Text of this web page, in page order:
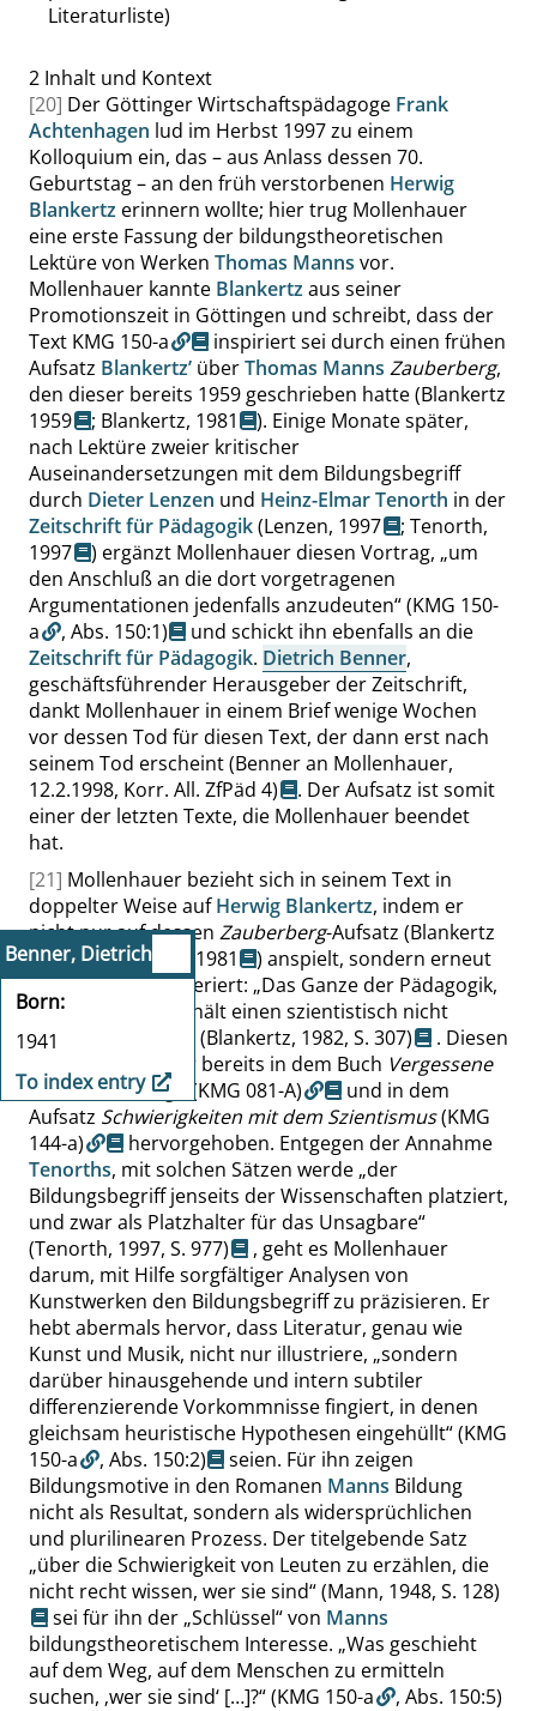
Benner, Dietrich
Born
1941
To index entry
Literaturliste)
2 Inhalt und Kontext
[20] Der Göttinger Wirtschaftspädagoge Frank
Achtenhagen lud im Herbst 1997 zu einem
Kolloquium ein, das – aus Anlass dessen 70.
Geburtstag – an den früh verstorbenen Herwig
Blankertz erinnern wollte; hier trug Mollenhauer
eine erste Fassung der bildungstheoretischen
Lektüre von Werken Thomas Manns vor.
Mollenhauer kannte Blankertz aus seiner
Promotionszeit in Göttingen und schreibt, dass der
Text KMG 150-a
inspiriert sei durch einen frühen
Aufsatz Blankertz’ überThomas Manns Zauberberg,
den dieser bereits 1959 geschrieben hatte (Blankertz
1959
; Blankertz, 1981
). Einige Monate später,
nach Lektüre zweier kritischer
Auseinandersetzungen mit dem Bildungsbegriff
durch Dieter Lenzen und Heinz-Elmar Tenorth in der
Zeitschrift für Pädagogik(Lenzen, 1997 ; Tenorth,
1997
) ergänzt Mollenhauer diesen Vortrag, „um
den Anschluß an die dort vorgetragenen
Argumentationen jedenfalls anzudeuten“(KMG 150-
a
, Abs. 150:1)
und schickt ihn ebenfalls an die
Zeitschrift für Pädagogik. Dietrich Benner,
geschäftsführender Herausgeber der Zeitschrift,
dankt Mollenhauer in einem Brief wenige Wochen
vor dessen Tod für diesen Text, der dann erst nach
seinem Tod erscheint(Benner an Mollenhauer,
12.2.1998, Korr. All. ZfPäd 4)
. Der Aufsatz ist somit
einer der letzten Texte, die Mollenhauer beendet
hat.
[21] Mollenhauer bezieht sich in seinem Text in
doppelter Weise aufHerwig Blankertz, indem er
nicht nur auf dessen Zauberberg-Aufsatz (Blankertz
1959
;Blankertz, 1981
) anspielt, sondern erneut
Blankertz’Satz referiert: „Das Ganze der Pädagogik,
die Erziehung, enthält einen szientistisch nicht
einholbaren Sinn.
(Blankertz, 1982, S. 307)
. Diesen
hatte Mollenhauer bereits in dem Buch Vergessene
Zusammenhänge
(KMG 081-A)
und in dem
Aufsatz Schwierigkeiten mit dem Szientismus(KMG
144-a)
hervorgehoben. Entgegen der Annahme
Tenorths, mit solchen Sätzen werde „der
Bildungsbegriff jenseits der Wissenschaften platziert,
und zwar als Platzhalter für das Unsagbare“
(Tenorth, 1997, S. 977)
, geht es Mollenhauer
darum, mit Hilfe sorgfältiger Analysen von
Kunstwerken den Bildungsbegriff zu präzisieren. Er
hebt abermals hervor, dass Literatur, genau wie
Kunst und Musik, nicht nur illustriere, „sondern
darüber hinausgehende und intern subtiler
differenzierende Vorkommnisse fingiert, in denen
gleichsam heuristische Hypothesen eingehüllt“(KMG
150-a
, Abs. 150:2)
seien. Für ihn zeigen
Bildungsmotive in den Romanen Manns Bildung
nicht als Resultat, sondern als widersprüchlichen
und plurilinearen Prozess. Der titelgebende Satz
„über die Schwierigkeit von Leuten zu erzählen, die
nicht recht wissen, wer sie sind“(Mann, 1948, S. 128)
sei für ihn der „Schlüssel“von Manns
bildungstheoretischem Interesse. „Was geschieht
auf dem Weg, auf dem Menschen zu ermitteln
suchen, ‚wer sie sind‘ […]?“(KMG 150-a , Abs. 150:5)